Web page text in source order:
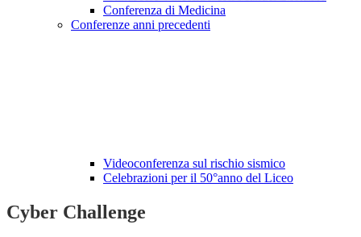
Conferenza di Medicina
Conferenze anni precedenti
Videoconferenza sul rischio sismico
Celebrazioni per il 50°anno del Liceo
Cyber Challenge